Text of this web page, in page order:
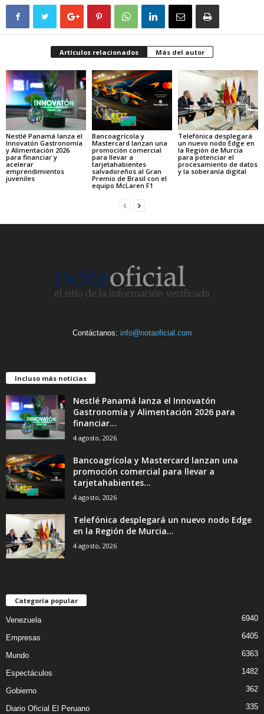
Artículos relacionados Más del autor
Nestlé Panamá lanza el
Innovatón Gastronomía
y Alimentación 2026
para financiar y
acelerar
emprendimientos
juveniles
Bancoagrícola y
Mastercard lanzan una
promoción comercial
para llevar a
tarjetahabientes
salvadoreños al Gran
Premio de Brasil con el
equipo McLaren F1
Telefónica desplegará
un nuevo nodo Edge en
la Región de Murcia
para potenciar el
procesamiento de datos
y la soberanía digital
Contáctanos: info@notaoficial.com
Incluso más noticias
Nestlé Panamá lanza el Innovatón
Gastronomía y Alimentación 2026 para
financiar...
4 agosto, 2026
Bancoagrícola y Mastercard lanzan una
promoción comercial para llevar a
tarjetahabientes...
4 agosto, 2026
Telefónica desplegará un nuevo nodo Edge
en la Región de Murcia...
4 agosto, 2026
Categoría popular
Venezuela 6940
Empresas 6405
Mundo 6363
Espectáculos 1482
Gobierno 362
Diario Oficial El Peruano 335